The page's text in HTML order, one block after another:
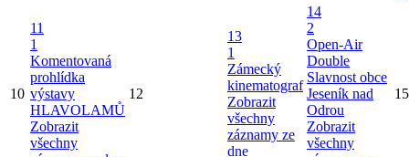
10
11
1
Komentovaná
prohlídka
výstavy
HLAVOLAMŮ
Zobrazit
všechny
12
13
1
Zámecký
kinematograf
Zobrazit
všechny
záznamy ze
dne
14
2
Open-Air
Double
Slavnost obce
Jeseník nad
Odrou
Zobrazit
všechny
15